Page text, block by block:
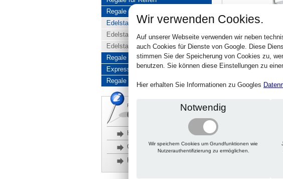
Regale aus Edelstahl
Edelstahlregale komplett
Edelstahlregal Baukasten
Edelstahlregal Kombinationen
Regale aus Aluminium
Express-Produkte
Regale Reduziert
Rückfragen, Hilfe, Bestellen?
06201 690095-0
Häufige Fragen
Glossar
Kontakt
Technische
Wir verwenden Cookies.
Auf unserer Webseite verwenden wir neben
auch Cookies für Dienste von Google. Diese
stimmen Sie der Speicherung von Cookies zu,
benutzen. Sie können diese Einstellungen zu
Hier erhalten Sie Informationen zu Googles
Notwendig
Wir speichern Cookies um Grundfunktionen wie
Nutzerauthentifizierung zu ermöglichen.